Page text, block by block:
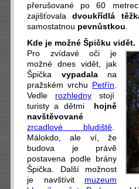
přerušované po 60
zajišťovaladvoukřídlá
samostatnou pevnůstkou
Kde je možné Špičku vidět.
Pro zvídavé oči je
možné dnes vidět, jak
Špička vypadalana
pražském vrchu Petřín
Vedle rozhledny stojí
turisty a dětmi hojně
navštěvované
zrcadlové bludiště
Málokdo, ale ví, že
budova je právě
postavena podle brány
Špička. Další možnost
je navštívit muzeum